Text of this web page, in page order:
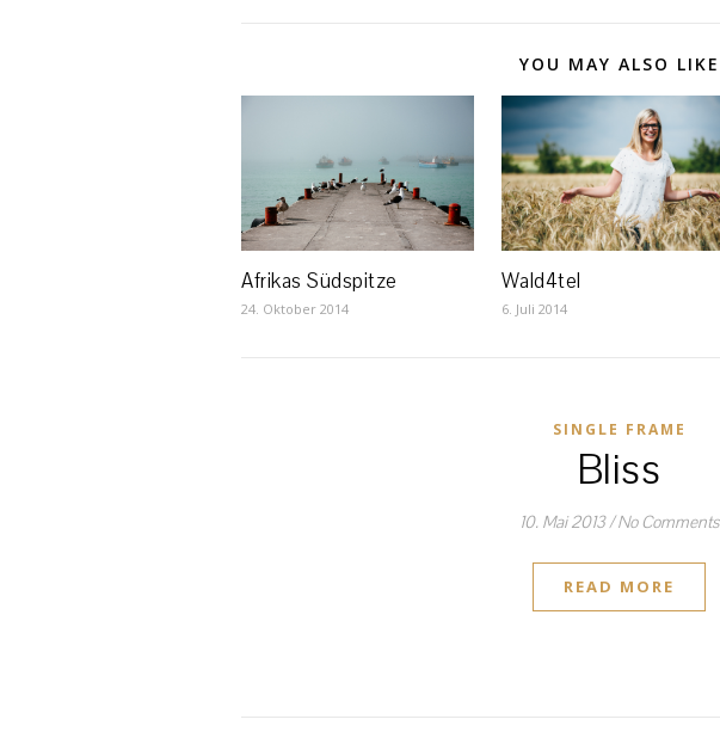
YOU MAY ALSO LIKE
Afrikas Südspitze
24. Oktober 2014
Wald4tel
6. Juli 2014
SINGLE FRAME
Bliss
10. Mai 2013/ No Comments
READ MORE